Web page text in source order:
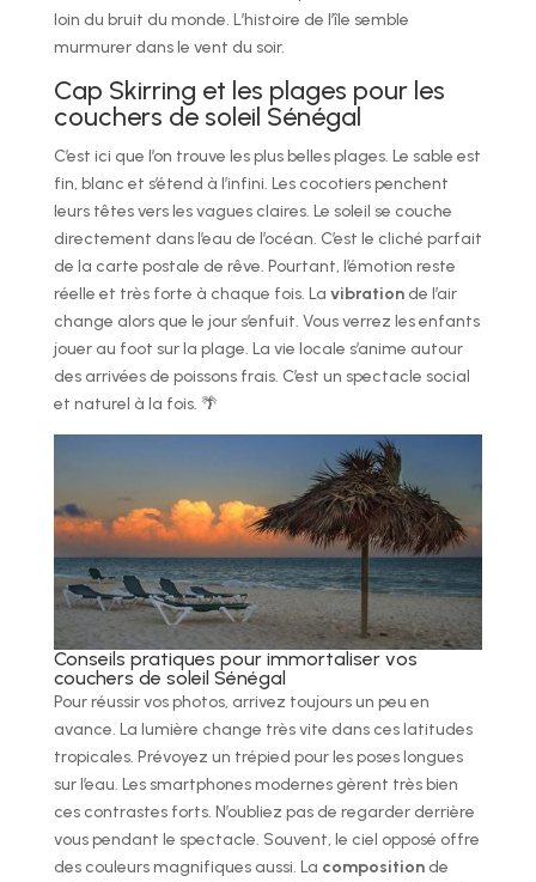
loin du bruit du monde. L’histoire de l’île semble
murmurer dans le vent du soir.
Cap Skirring et les plages pour les
couchers de soleil Sénégal
C’est ici que l’on trouve les plus belles plages. Le sable est
fin, blanc et s’étend à l’infini. Les cocotiers penchent
leurs têtes vers les vagues claires. Le soleil se couche
directement dans l’eau de l’océan. C’est le cliché parfait
de la carte postale de rêve. Pourtant, l’émotion reste
réelle et très forte à chaque fois. La vibrationde l’air
change alors que le jour s’enfuit. Vous verrez les enfants
jouer au foot sur la plage. La vie locale s’anime autour
des arrivées de poissons frais. C’est un spectacle social
et naturel à la fois. 🌴
Conseils pratiques pour immortaliser vos
couchers de soleil Sénégal
Pour réussir vos photos, arrivez toujours un peu en
avance. La lumière change très vite dans ces latitudes
tropicales. Prévoyez un trépied pour les poses longues
sur l’eau. Les smartphones modernes gèrent très bien
ces contrastes forts. N’oubliez pas de regarder derrière
vous pendant le spectacle. Souvent, le ciel opposé offre
des couleurs magnifiques aussi. La compositionde